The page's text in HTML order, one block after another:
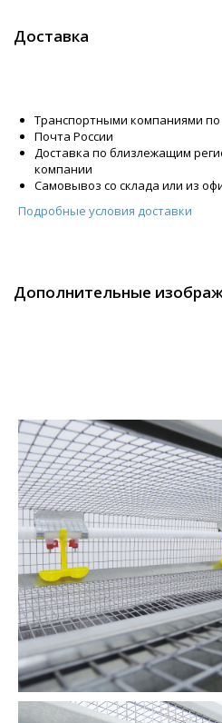
Доставка
Транспортными компаниями по
Почта России
Доставка по близлежащим
компании
Самовывоз со склада или из
Подробные условия доставки
Дополнительные